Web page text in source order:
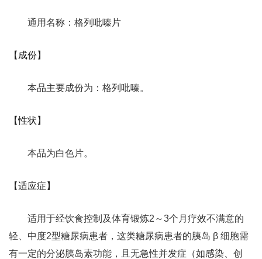
通用名称：格列吡嗪片
【成份】
本品主要成份为：格列吡嗪。
【性状】
本品为白色片。
【适应症】
适用于经饮食控制及体育锻炼2～3个月疗效不满意的
轻、中度2型糖尿病患者，这类糖尿病患者的胰岛 β 细胞需
有一定的分泌胰岛素功能，且无急性并发症（如感染、创